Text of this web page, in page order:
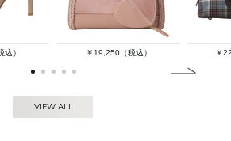
込） ￥19,250（税込） ￥
VIEW ALL